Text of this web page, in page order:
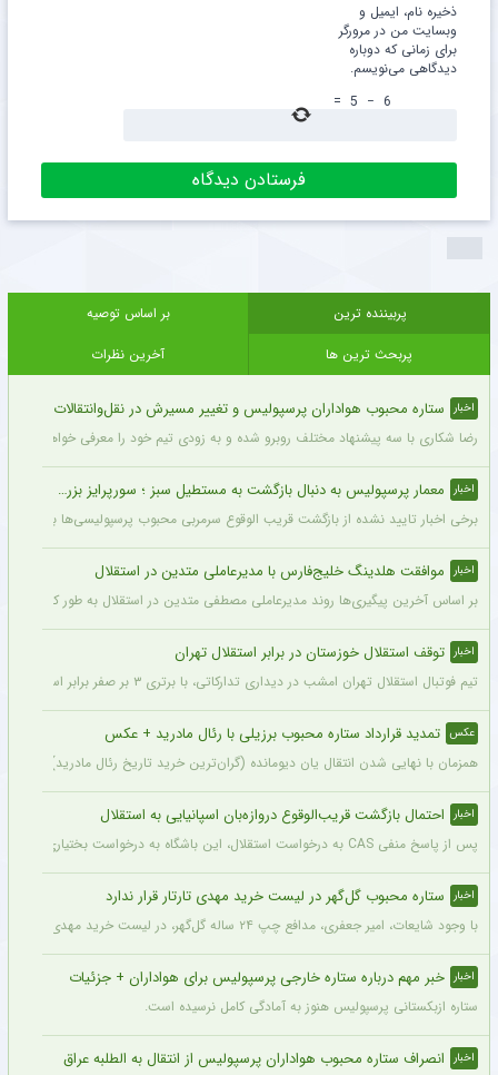
ذخیره نام، ایمیل و
وبسایت من در مرورگر
برای زمانی که دوباره
دیدگاهی می‌نویسم.
6
−
5
=
پربیننده ترین
بر اساس توصیه
پربحث ترین ها
آخرین نظرات
اخبار ستاره محبوب هواداران پرسپولیس و تغییر مسیرش در نقل‌وانتقالات
رضا شکاری با سه پیشنهاد مختلف روبرو شده و به زودی تیم خود را معرفی خواهد کرد.
اخبار معمار پرسپولیس به دنبال بازگشت به مستطیل سبز ؛ سورپرایز بزرگ در راه است ؟ + جزئیات
برخی اخبار تایید نشده از بازگشت قریب الوقوع سرمربی محبوب پرسپولیسی‌ها به دنیای
اخبار موافقت هلدینگ خلیج‌فارس با مدیرعاملی متدین در استقلال
بر اساس آخرین پیگیری‌ها روند مدیرعاملی مصطفی متدین در استقلال به طور کامل
اخبار توقف استقلال خوزستان در برابر استقلال تهران
تیم فوتبال استقلال تهران امشب در دیداری تدارکاتی، با برتری ۳ بر صفر برابر استقلال خوزستان، با دبل سعید سحرخیزان و گل یاسر آسانی پیروز شد.
عکس تمدید قرارداد ستاره محبوب برزیلی با رئال مادرید + عکس
همزمان با نهایی شدن انتقال یان دیومانده (گران‌ترین خرید تاریخ رئال مادرید)، تمدید قرارداد
اخبار احتمال بازگشت قریب‌الوقوع دروازه‌بان اسپانیایی به استقلال
پس از پاسخ منفی CAS به درخواست استقلال، این باشگاه به درخواست بختیاری‌زاده قصد دارد قرارداد آنتونیو آدان، دروازه‌بان اسپانیایی فصل گذشته، را تمدید کند.
اخبار ستاره محبوب گل‌گهر در لیست خرید مهدی تارتار قرار ندارد
با وجود شایعات، امیر جعفری، مدافع چپ ۲۴ ساله گل‌گهر، در لیست خرید مهدی تارتار قرار ندارد.
اخبار خبر مهم درباره ستاره خارجی پرسپولیس برای هواداران + جزئیات
ستاره ازبکستانی پرسپولیس هنوز به آمادگی کامل نرسیده است.
اخبار انصراف ستاره محبوب هواداران پرسپولیس از انتقال به الطلبه عراق